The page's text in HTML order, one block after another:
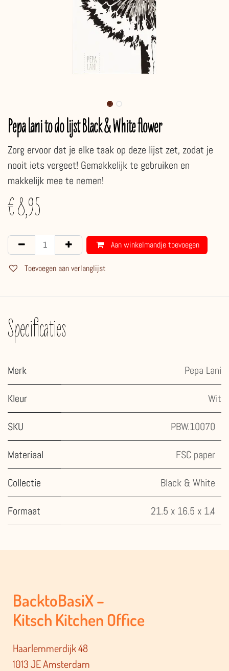
Pepa lani to do lijst Black & White flower
Zorg ervoor dat je elke taak op deze lijst zet, zodat je
nooit iets vergeet! Gemakkelijk te gebruiken en
makkelijk mee te nemen!
€8,95
Aan winkelmandje toevoegen
Toevoegen aan verlanglijst
Specificaties
Merk Pepa Lani
Kleur Wit
SKU PBW.10070
Materiaal FSC paper
Collectie Black & White
Formaat 21.5 x 16.5 x 1.4
BacktoBasiX –
Kitsch Kitchen Office
Haarlemmerdijk 48
1013 JE Amsterdam